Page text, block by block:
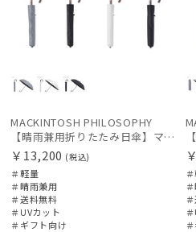
カラー
販売状況
入荷状況
MACKINTOSH PHILOSOPHY
【晴雨兼用折りたたみ日傘】マッキントッシュ フィロソフィー (MACKINTOSH PHILOSOPHY) ロゴモノグラム
￥13,200 (税込)
＃軽量
＃晴雨兼用
＃送料無料
＃UVカット
＃ギフト向け